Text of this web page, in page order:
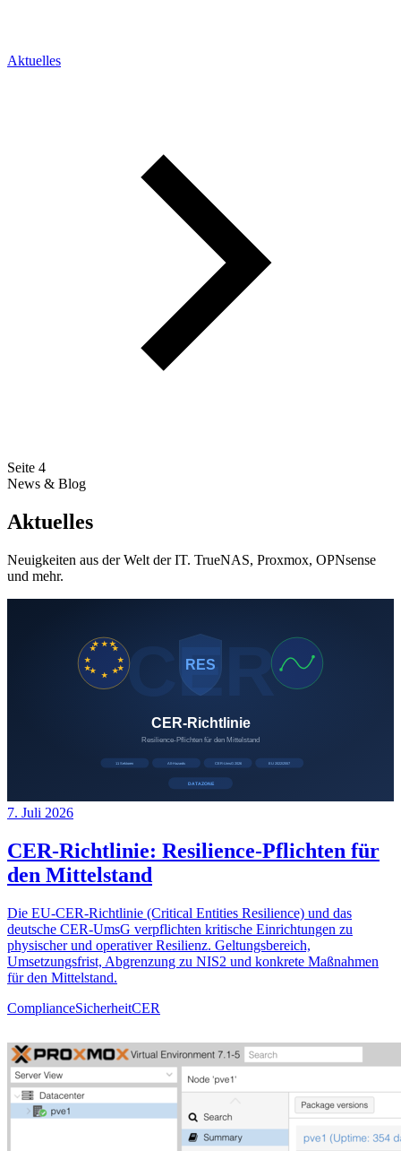
Aktuelles
Seite 4
News & Blog
Aktuelles
Neuigkeiten aus der Welt der IT. TrueNAS, Proxmox, OPNsense
und mehr.
7. Juli 2026
CER-Richtlinie: Resilience-Pflichten für
den Mittelstand
Die EU-CER-Richtlinie (Critical Entities Resilience) und das
deutsche CER-UmsG verpflichten kritische Einrichtungen zu
physischer und operativer Resilienz. Geltungsbereich,
Umsetzungsfrist, Abgrenzung zu NIS2 und konkrete Maßnahmen
für den Mittelstand.
ComplianceSicherheitCER